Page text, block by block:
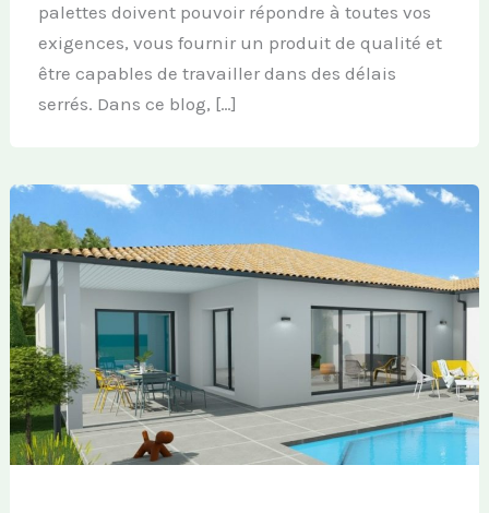
palettes doivent pouvoir répondre à toutes vos
exigences, vous fournir un produit de qualité et
être capables de travailler dans des délais
serrés. Dans ce blog, […]